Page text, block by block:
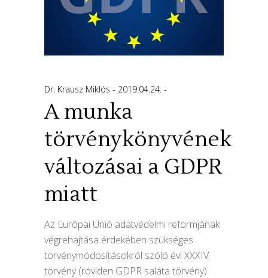
Dr. Krausz Miklós 2019.04.24.
A munka
törvénykönyvének
változásai a GDPR
miatt
Az Európai Unió adatvédelmi reformjának
végrehajtása érdekében szükséges
törvénymódosításokról szóló évi XXXIV.
törvény (röviden GDPR saláta törvény)